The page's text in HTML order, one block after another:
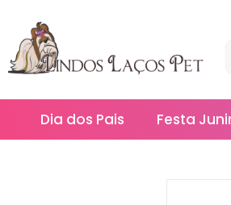
Dia dos Pais Festa